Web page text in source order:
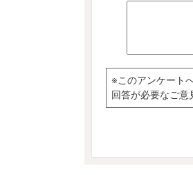
※このアンケート
回答が必要なご意